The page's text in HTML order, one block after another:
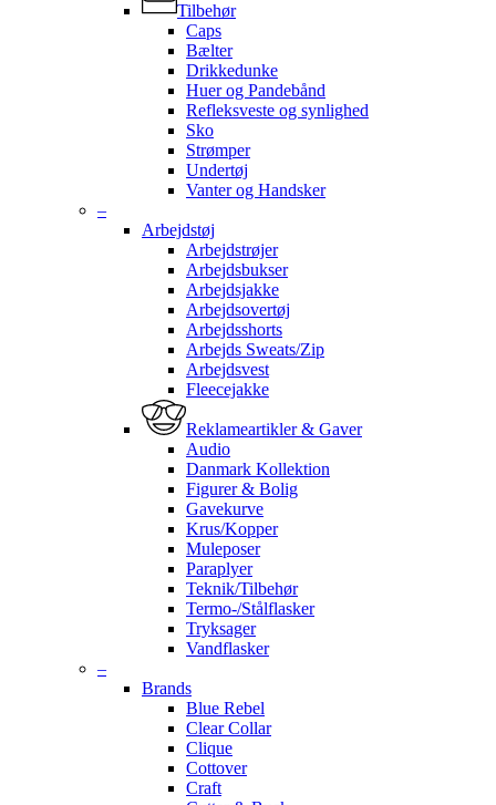
Tilbehør
Caps
Bælter
Drikkedunke
Huer og Pandebånd
Refleksveste og synlighed
Sko
Strømper
Undertøj
Vanter og Handsker
–
Arbejdstøj
Arbejdstrøjer
Arbejdsbukser
Arbejdsjakke
Arbejdsovertøj
Arbejdsshorts
Arbejds Sweats/Zip
Arbejdsvest
Fleecejakke
Reklameartikler & Gaver
Audio
Danmark Kollektion
Figurer & Bolig
Gavekurve
Krus/Kopper
Muleposer
Paraplyer
Teknik/Tilbehør
Termo-/Stålflasker
Tryksager
Vandflasker
–
Brands
Blue Rebel
Clear Collar
Clique
Cottover
Craft